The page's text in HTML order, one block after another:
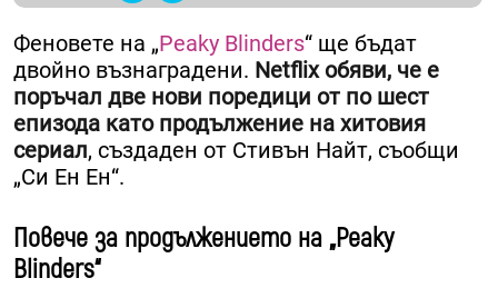
Феновете на „Peaky Blinders“ ще бъдат
двойно възнаградени. Netflix обяви, че е
поръчал две нови поредици от по шест
епизода като продължение на хитовия
сериал, създаден от Стивън Найт, съобщи
„Си Ен Ен“.
Повече за продължението на „Peaky
Blinders“